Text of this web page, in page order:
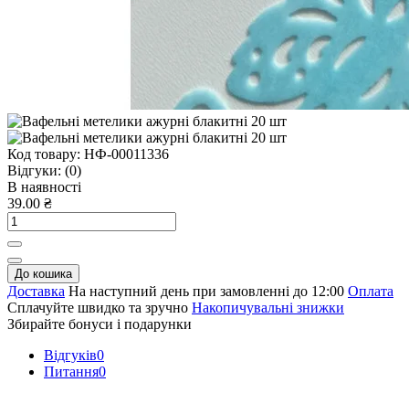
Код товару: НФ-00011336
Відгуки: (0)
В наявності
39.00 ₴
До кошика
Доставка На наступний день при замовленні до 12:00 Оплата
Сплачуйте швидко та зручно Накопичувальні знижки
Збирайте бонуси і подарунки
Відгуків0
Питання0